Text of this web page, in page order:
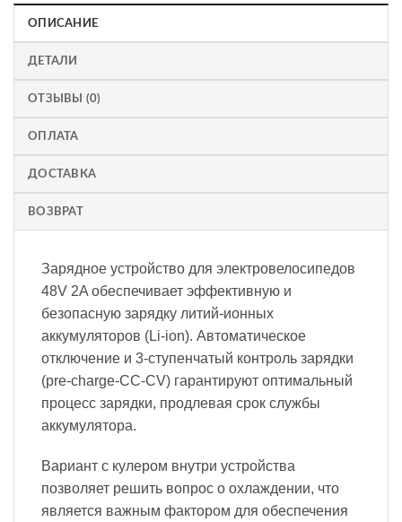
ОПИСАНИЕ
ДЕТАЛИ
ОТЗЫВЫ (0)
ОПЛАТА
ДОСТАВКА
ВОЗВРАТ
Зарядное устройство для электровелосипедов
48V 2A обеспечивает эффективную и
безопасную зарядку литий-ионных
аккумуляторов (Li-ion). Автоматическое
отключение и 3-ступенчатый контроль зарядки
(pre-charge-CC-CV) гарантируют оптимальный
процесс зарядки, продлевая срок службы
аккумулятора.
Вариант с кулером внутри устройства
позволяет решить вопрос о охлаждении, что
является важным фактором для обеспечения